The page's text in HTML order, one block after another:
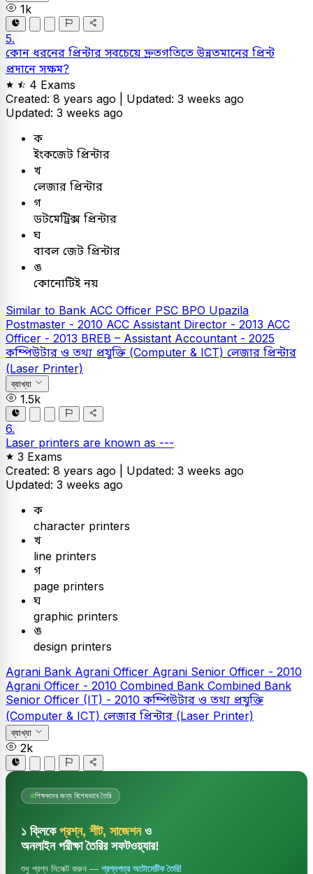
1k
5.
কোন ধরনের প্রিন্টার সবচেয়ে দ্রুতগতিতে উন্নতমানের প্রিন্ট
প্রদানে সক্ষম?
4 Exams
Created: 8 years ago | Updated: 3 weeks ago
Updated: 3 weeks ago
ক
ইংকজেট প্রিন্টার
খ
লেজার প্রিন্টার
গ
ডটমেট্রিক্স প্রিন্টার
ঘ
বাবল জেট প্রিন্টার
ঙ
কোনোটিই নয়
Similar to Bank ACC Officer PSC BPO Upazila
Postmaster - 2010 ACC Assistant Director - 2013 ACC
Officer - 2013 BREB – Assistant Accountant - 2025
কম্পিউটার ও তথ্য প্রযুক্তি (Computer & ICT) লেজার প্রিন্টার
(Laser Printer)
ব্যাখ্যা
1.5k
6.
Laser printers are known as ---
3 Exams
Created: 8 years ago | Updated: 3 weeks ago
Updated: 3 weeks ago
ক
character printers
খ
line printers
গ
page printers
ঘ
graphic printers
ঙ
design printers
Agrani Bank Agrani Officer Agrani Senior Officer - 2010
Agrani Officer - 2010 Combined Bank Combined Bank
Senior Officer (IT) - 2010 কম্পিউটার ও তথ্য প্রযুক্তি
(Computer & ICT) লেজার প্রিন্টার (Laser Printer)
ব্যাখ্যা
2k
শিক্ষকদের জন্য বিশেষভাবে তৈরি
১ ক্লিকে প্রশ্ন, শীট, সাজেশনও
অনলাইন পরীক্ষা তৈরির সফটওয়্যার!
শুধু প্রশ্ন সিলেক্ট করুন — প্রশ্নপত্র অটোমেটিক তৈরি!